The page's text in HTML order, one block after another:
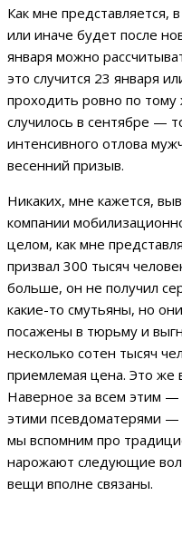
Как мне представляется,
или иначе будет после
января можно
это случится 23 января
проходить ровно по
случилось в сентябре —
интенсивного отлова
весенний призыв.
Никаких, мне кажется,
компании
целом, как мне
призвал 300 тысяч
больше, он не получил
какие-то смутьяны, но
посажены в тюрьму и
несколько сотен тысяч
приемлемая цена. Это же
Наверное за всем этим —
этими псевдоматерями —
мы вспомним про
нарожают следующие
вещи вполне связаны.